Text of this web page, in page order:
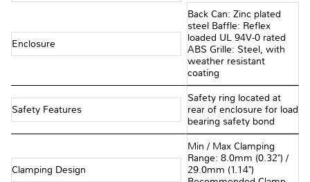
Enclosure
Back Can: Zinc plated
steel Baffle: Reflex
loaded UL 94V-0 rated
ABS Grille: Steel, with
weather resistant
coating
Safety Features
Safety ring located at
rear of enclosure for load
bearing safety bond
Clamping Design
Min / Max Clamping
Range: 8.0mm (0.32") /
29.0mm (1.14")